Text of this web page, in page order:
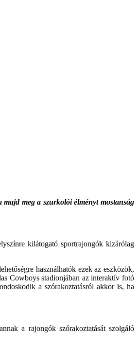
meg a szurkolói élményt mostanság
kilátogató sport­rajongók kizárólag
használhatók ezek az eszközök,
Cowboys stadionjában az interaktív fotó
a szórakoztatásról akkor is, ha
a rajongók szóra­koztatását szolgáló